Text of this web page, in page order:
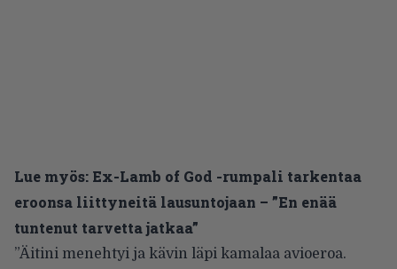
Lue myös: Ex-Lamb of God -rumpali tarkentaa
eroonsa liittyneitä lausuntojaan – ”En enää
tuntenut tarvetta jatkaa”
”Äitini menehtyi ja kävin läpi kamalaa avioeroa.